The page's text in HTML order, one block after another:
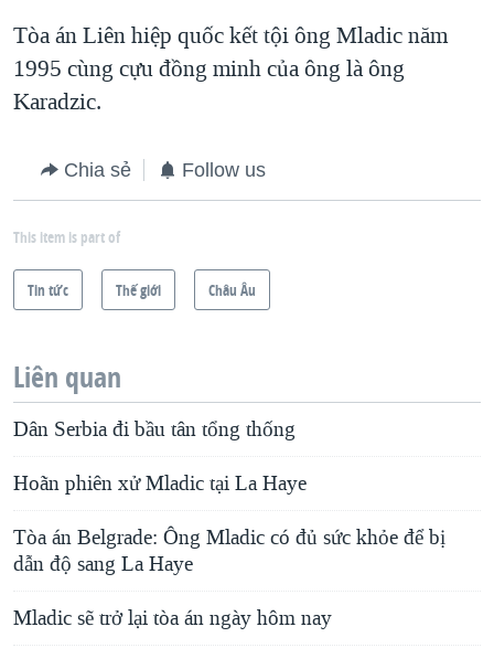
Tòa án Liên hiệp quốc kết tội ông Mladic năm
1995 cùng cựu đồng minh của ông là ông
Karadzic.
Chia sẻ Follow us
This item is part of
Tin tức Thế giới Châu Âu
Liên quan
Dân Serbia đi bầu tân tổng thống
Hoãn phiên xử Mladic tại La Haye
Tòa án Belgrade: Ông Mladic có đủ sức khỏe để bị
dẫn độ sang La Haye
Mladic sẽ trở lại tòa án ngày hôm nay